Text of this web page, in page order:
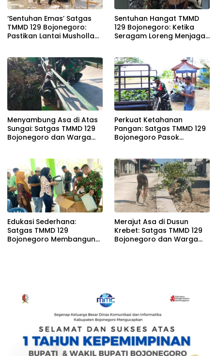
‘Sentuhan Emas’ Satgas
TMMD 129 Bojonegoro:
Pastikan Lantai Musholla
Sentuhan Hangat TMMD
129 Bojonegoro: Ketika
Seragam Loreng Menjaga
Menyambung Asa di Atas
Sungai: Satgas TMMD 129
Bojonegoro dan Warga
Perkuat Ketahanan
Pangan: Satgas TMMD 129
Bojonegoro Pasok
Edukasi Sederhana:
Satgas TMMD 129
Bojonegoro Membangun
Merajut Asa di Dusun
Krebet: Satgas TMMD 129
Bojonegoro dan Warga